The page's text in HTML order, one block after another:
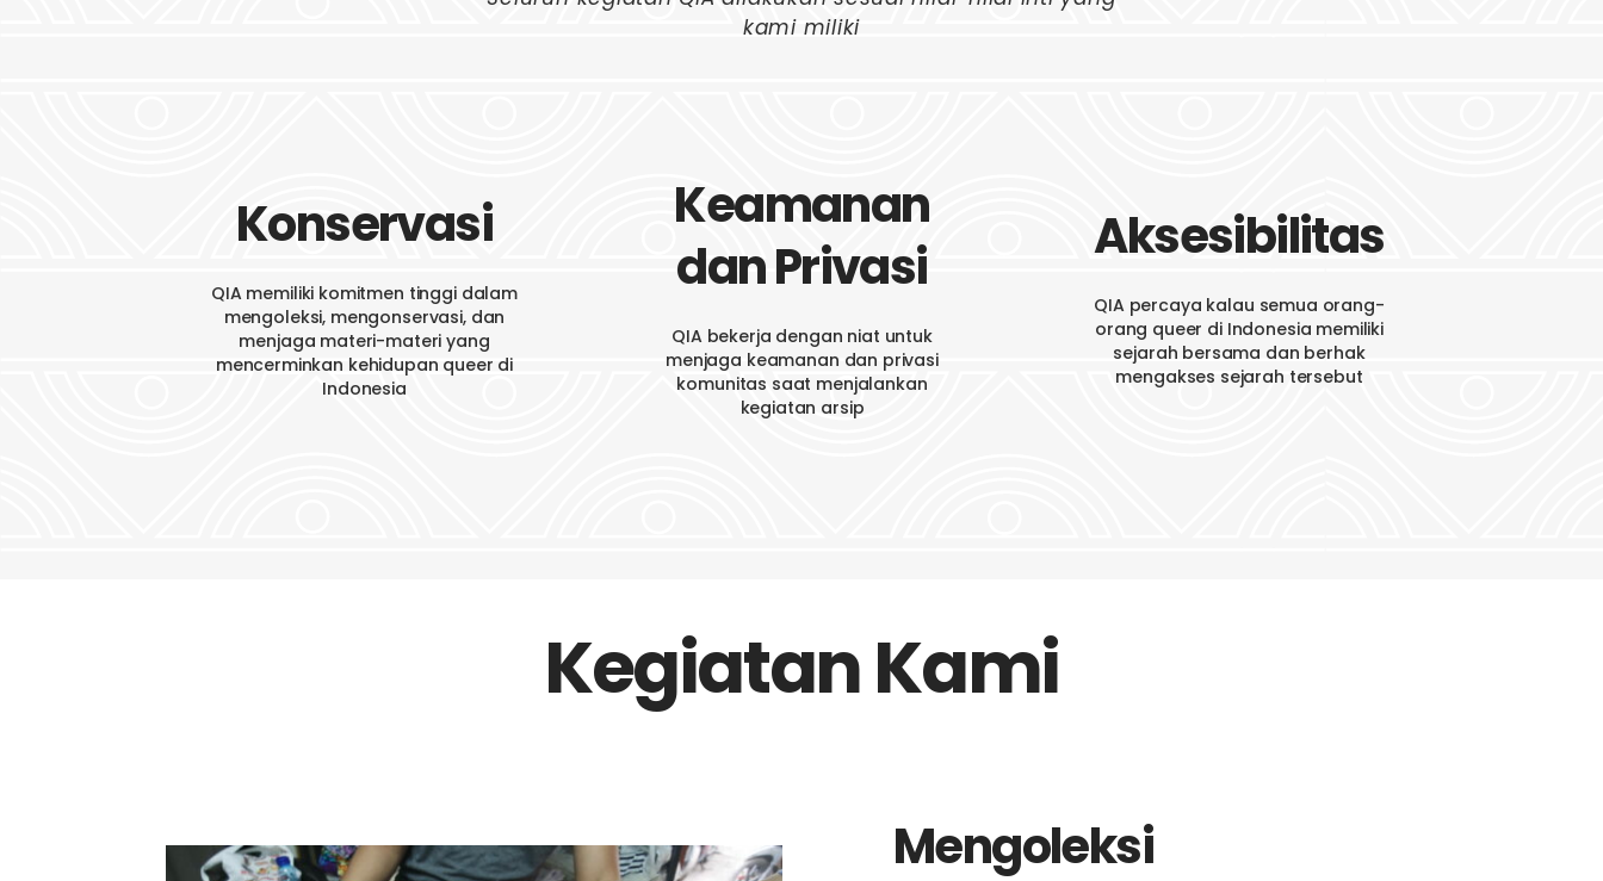
kami miliki
Konservasi
QIA memiliki komitmen tinggi dalam
mengoleksi, mengonservasi, dan
menjaga materi-materi yang
mencerminkan kehidupan queer di
Indonesia
Keamanan
dan Privasi
QIA bekerja dengan niat untuk
menjaga keamanan dan privasi
komunitas saat menjalankan
kegiatan arsip
Aksesibilitas
QIA percaya kalau semua orang-
orang queer di Indonesia memiliki
sejarah bersama dan berhak
mengakses sejarah tersebut
Kegiatan Kami
Mengoleksi